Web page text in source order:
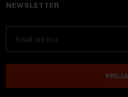
NEWSLETTER